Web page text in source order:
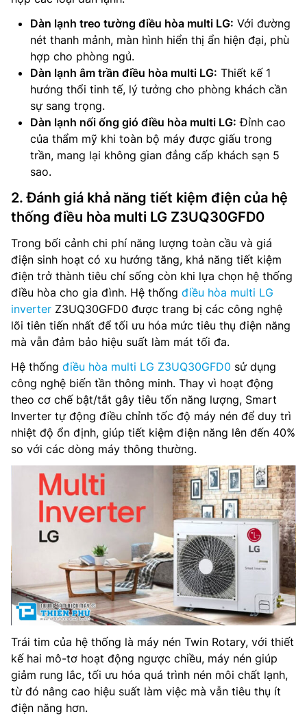
Dàn lạnh treo tường điều hòa multi LG: Với đường
nét thanh mảnh, màn hình hiển thị ẩn hiện đại, phù
hợp cho phòng ngủ.
Dàn lạnh âm trần điều hòa multi LG: Thiết kế 1
hướng thổi tinh tế, lý tưởng cho phòng khách cần
sự sang trọng.
Dàn lạnh nối ống gió điều hòa multi LG: Đỉnh cao
của thẩm mỹ khi toàn bộ máy được giấu trong
trần, mang lại không gian đẳng cấp khách sạn 5
sao.
2. Đánh giá khả năng tiết kiệm điện của hệ
thống điều hòa multi LG Z3UQ30GFD0
Trong bối cảnh chi phí năng lượng toàn cầu và giá
điện sinh hoạt có xu hướng tăng, khả năng tiết kiệm
điện trở thành tiêu chí sống còn khi lựa chọn hệ thống
điều hòa cho gia đình. Hệ thống điều hòa multi LG
inverter Z3UQ30GFD0 được trang bị các công nghệ
lõi tiên tiến nhất để tối ưu hóa mức tiêu thụ điện năng
mà vẫn đảm bảo hiệu suất làm mát tối đa.
Hệ thống điều hòa multi LG Z3UQ30GFD0 sử dụng
công nghệ biến tần thông minh. Thay vì hoạt động
theo cơ chế bật/tắt gây tiêu tốn năng lượng, Smart
Inverter tự động điều chỉnh tốc độ máy nén để duy trì
nhiệt độ ổn định, giúp tiết kiệm điện năng lên đến 40%
so với các dòng máy thông thường.
Trái tim của hệ thống là máy nén Twin Rotary, với thiết
kế hai mô-tơ hoạt động ngược chiều, máy nén giúp
giảm rung lắc, tối ưu hóa quá trình nén môi chất lạnh,
từ đó nâng cao hiệu suất làm việc mà vẫn tiêu thụ ít
điện năng hơn.